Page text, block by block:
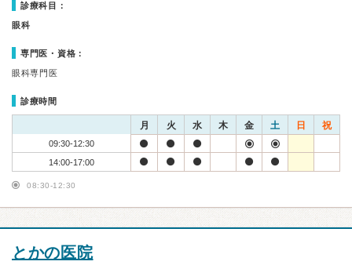
診療科目：
眼科
専門医・資格：
眼科専門医
診療時間
月 火 水 木 金 土 日 祝
09:30-12:30
14:00-17:00
08:30-12:30
とかの医院